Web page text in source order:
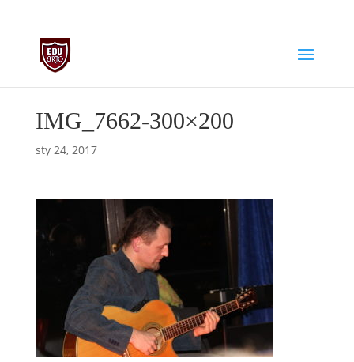
IMG_7662-300×200
sty 24, 2017